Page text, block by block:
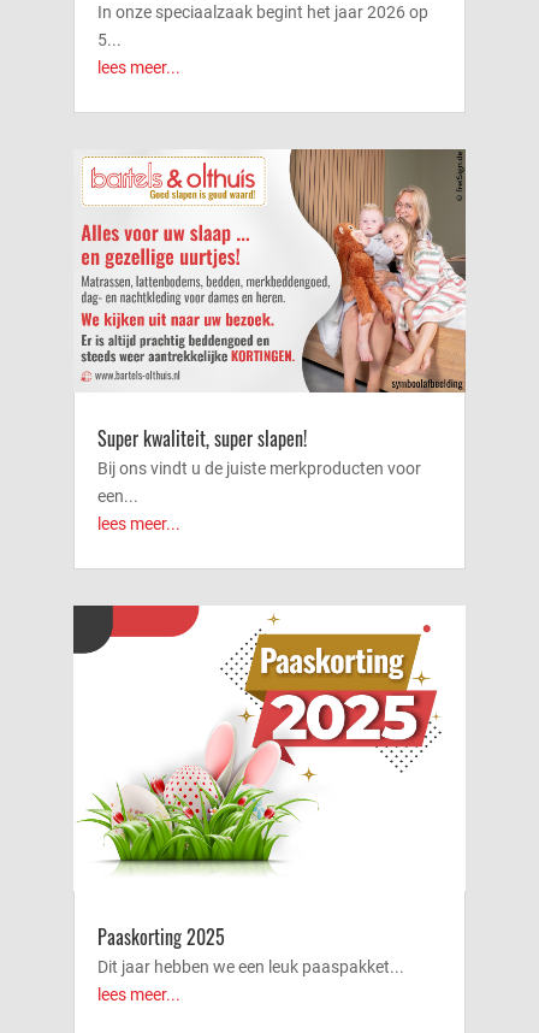
In onze speciaalzaak begint het jaar 2026 op
5...
lees meer...
Super kwaliteit, super slapen!
Bij ons vindt u de juiste merkproducten voor
een...
lees meer...
Paaskorting 2025
Dit jaar hebben we een leuk paaspakket...
lees meer...